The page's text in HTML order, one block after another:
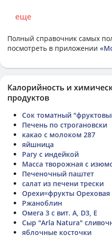
еще
Полный справочник самых
посмотреть в приложении
Калорийность и
продуктов
Сок томатный
Печень по строгановски
какао с молоком 287
яйшница
Рагу с индейкой
Масса творожная с
Печеночный паштет
салат из печени трески
Орехи=фрукты
Ржаноблин
Омега 3 с вит. А, D3, Е
Сыр "Arla Natura"
яблочные косточки